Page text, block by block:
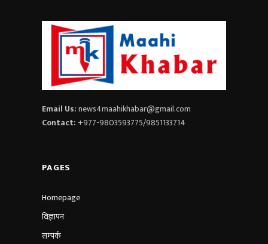
Email Us:news4maahikhabar@gmail.com
Contact:+977-9803593775/9851133714
PAGES
Homepage
विज्ञापन
सम्पर्क